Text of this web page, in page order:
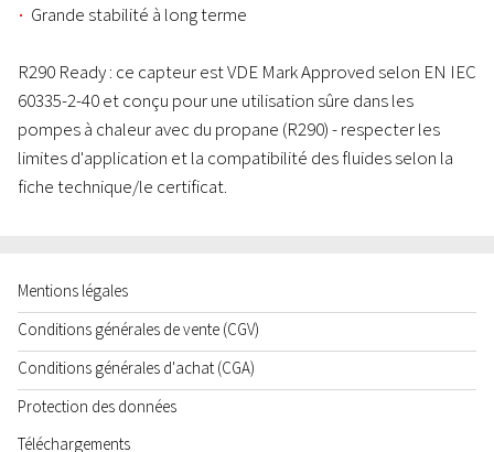
Grande stabilité à long terme
R290 Ready : ce capteur est VDE Mark Approved selon EN IEC
60335-2-40 et conçu pour une utilisation sûre dans les
pompes à chaleur avec du propane (R290) - respecter les
limites d'application et la compatibilité des fluides selon la
fiche technique/le certificat.
Mentions légales
Conditions générales de vente (CGV)
Conditions générales d'achat (CGA)
Protection des données
Téléchargements